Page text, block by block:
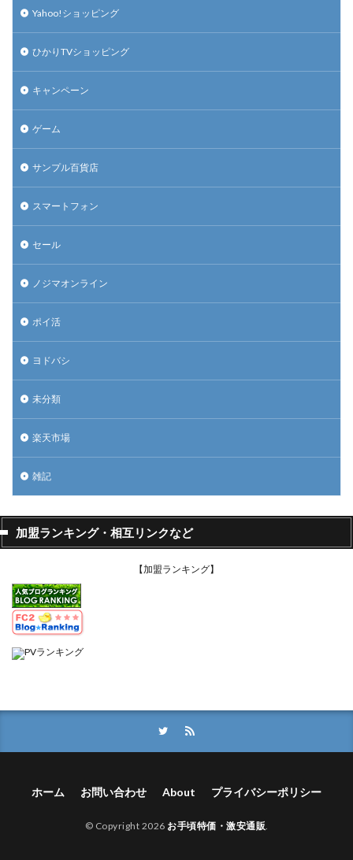
Yahoo!ショッピング
ひかりTVショッピング
キャンペーン
ゲーム
サンプル百貨店
スマートフォン
セール
ノジマオンライン
ポイ活
ヨドバシ
未分類
楽天市場
雑記
加盟ランキング・相互リンクなど
【加盟ランキング】
ホーム お問い合わせ About プライバシーポリシー
© Copyright 2026 お手頃特価・激安通販.